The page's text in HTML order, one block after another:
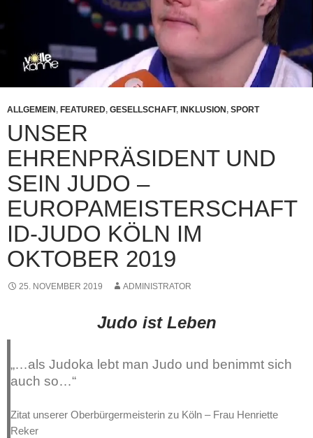
ALLGEMEIN , FEATURED, GESELLSCHAFT, INKLUSION , SPORT
UNSER
EHRENPRÄSIDENT UND
SEIN JUDO –
EUROPAMEISTERSCHAFT
ID-JUDO KÖLN IM
OKTOBER 2019
25. NOVEMBER 2019 ADMINISTRATOR
Judo ist Leben
„…als Judoka lebt man Judo und benimmt sich
auch so…“
Zitat unserer Oberbürgermeisterin zu Köln – Frau Henriette
Reker